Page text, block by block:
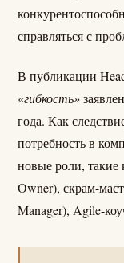
справляться с
В публикации
«гибкость»
года. Как
потребность в
новые роли, такие
Owner), скрам-
Manager), Agile-